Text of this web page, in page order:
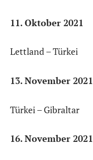
11. Oktober 2021
Lettland – Türkei
13. November 2021
Türkei – Gibraltar
16. November 2021